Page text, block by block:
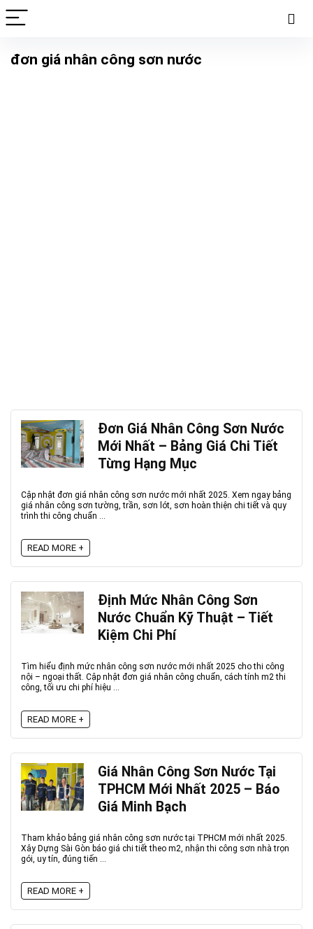
đơn giá nhân công sơn nước
Đơn Giá Nhân Công Sơn Nước
Mới Nhất – Bảng Giá Chi Tiết
Từng Hạng Mục
Cập nhật đơn giá nhân công sơn nước mới nhất 2025. Xem ngay bảng
giá nhân công sơn tường, trần, sơn lót, sơn hoàn thiện chi tiết và quy
trình thi công chuẩn ...
READ MORE +
Định Mức Nhân Công Sơn
Nước Chuẩn Kỹ Thuật – Tiết
Kiệm Chi Phí
Tìm hiểu định mức nhân công sơn nước mới nhất 2025 cho thi công
nội – ngoại thất. Cập nhật đơn giá nhân công chuẩn, cách tính m2 thi
công, tối ưu chi phí hiệu ...
READ MORE +
Giá Nhân Công Sơn Nước Tại
TPHCM Mới Nhất 2025 – Báo
Giá Minh Bạch
Tham khảo bảng giá nhân công sơn nước tại TPHCM mới nhất 2025.
Xây Dựng Sài Gòn báo giá chi tiết theo m2, nhận thi công sơn nhà trọn
gói, uy tín, đúng tiến ...
READ MORE +